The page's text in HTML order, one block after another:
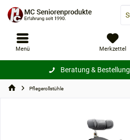
Beratung & Bestellung
Merkzettel
Menü
Pflegerollstühle